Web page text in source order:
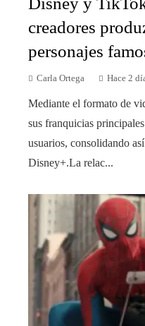
creadores
personajes
Carla Ortega Hace 2
Mediante el formato de
sus franquicias
usuarios, consolidando
Disney+.La relac...